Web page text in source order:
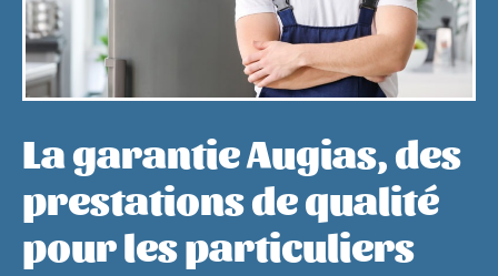
La garantie Augias, des
prestations de qualité
pour les particuliers